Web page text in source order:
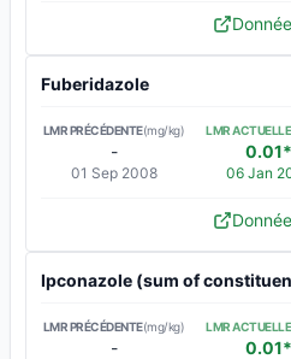
Fuberidazole
LMR PRÉCÉDENTE(mg/kg)
-
01 Sep 2008
LMR ACTUELLE
0.01*
06 Jan
Ipconazole (sum of
LMR PRÉCÉDENTE(mg/kg)
-
LMR ACTUELLE
0.01*